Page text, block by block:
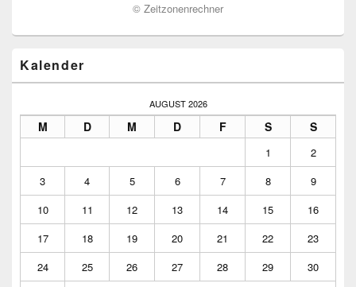
© Zeitzonenrechner
Kalender
AUGUST 2026
M D M D F S S
1
2
3
4 5 6 7 8
9
10
11 12 13 14 15
16
17
18 19 20 21 22
23
24
25 26 27 28 29
30